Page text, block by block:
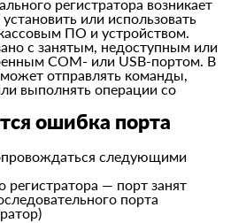
регистратора возникает
или использовать
ПО и устройством.
с занятым, недоступным или
COM- или USB-портом. В
может отправлять команды,
выполнять операции со
ошибка порта
следующими
регистратора — порт занят
порта